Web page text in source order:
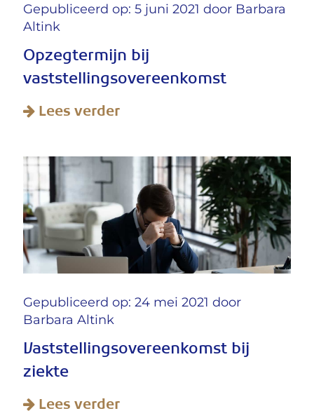
Gepubliceerd op: 5 juni 2021 door Barbara
Altink
Opzegtermijn bij
vaststellingsovereenkomst
Lees verder
Gepubliceerd op: 24 mei 2021 door
Barbara Altink
Vaststellingsovereenkomst bij
ziekte